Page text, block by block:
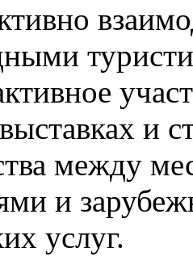
и
между
и
услуг.